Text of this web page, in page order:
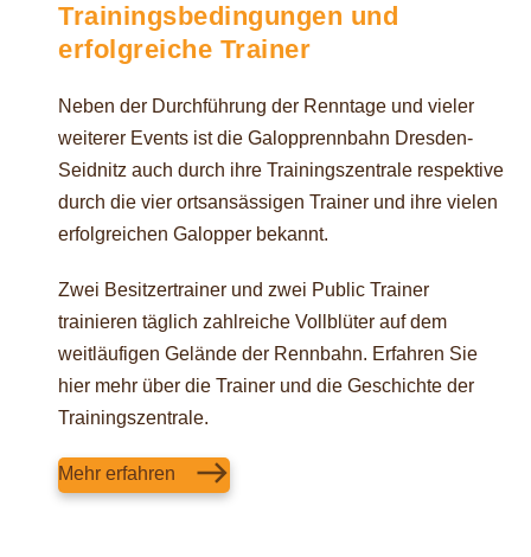
Trainingsbedingungen und
erfolgreiche Trainer
Neben der Durchführung der Renntage und vieler
weiterer Events ist die Galopprennbahn Dresden-
Seidnitz auch durch ihre Trainingszentrale respektive
durch die vier ortsansässigen Trainer und ihre vielen
erfolgreichen Galopper bekannt.
Zwei Besitzertrainer und zwei Public Trainer
trainieren täglich zahlreiche Vollblüter auf dem
weitläufigen Gelände der Rennbahn. Erfahren Sie
hier mehr über die Trainer und die Geschichte der
Trainingszentrale.
Mehr erfahren